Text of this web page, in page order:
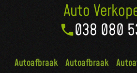
Auto
038 080
Autoafbraak Autoafbraak